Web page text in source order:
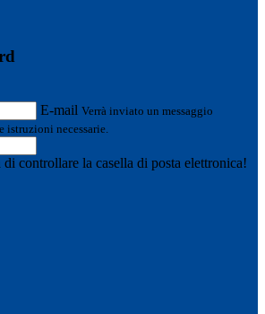
E-mail Verrà inviato un messaggio
necessarie.
controllare la casella di posta elettronica!